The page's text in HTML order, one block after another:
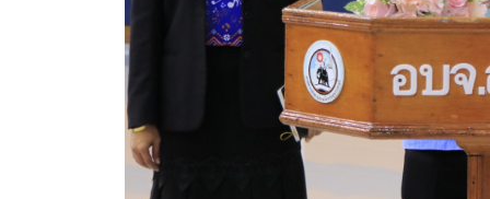
เปลี่ยนแปลงประกาศผู้ชนะ
เปลี่ยนแปลงประกาศเชิญชวน
ประกาศขายทอดตลาดทรัพย์สินประจำปี